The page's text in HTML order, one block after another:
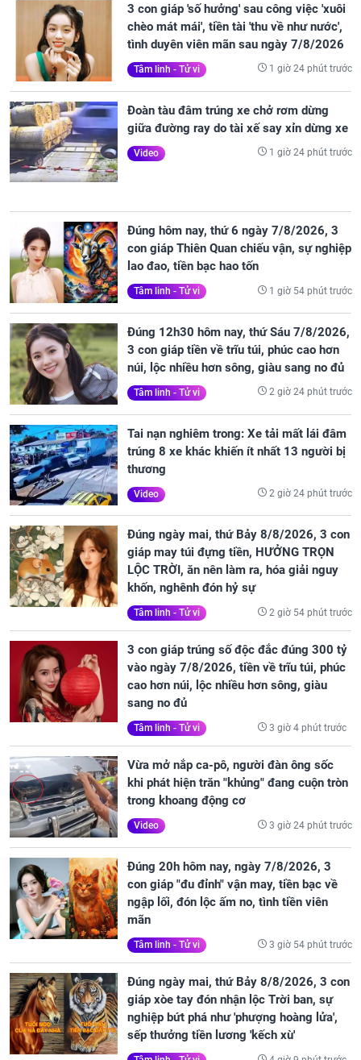
3 con giáp 'số hưởng' sau công việc 'xuôi
chèo mát mái', tiền tài 'thu về như nước',
tình duyên viên mãn sau ngày 7/8/2026
Tâm linh - Tử vi 1 giờ 24 phút trước
Đoàn tàu đâm trúng xe chở rơm dừng
giữa đường ray do tài xế say xỉn dừng xe
Video 1 giờ 24 phút trước
Đúng hôm nay, thứ 6 ngày 7/8/2026, 3
con giáp Thiên Quan chiếu vận, sự nghiệp
lao đao, tiền bạc hao tốn
Tâm linh - Tử vi 1 giờ 54 phút trước
Đúng 12h30 hôm nay, thứ Sáu 7/8/2026,
3 con giáp tiền về trĩu túi, phúc cao hơn
núi, lộc nhiều hơn sông, giàu sang no đủ
Tâm linh - Tử vi 2 giờ 24 phút trước
Tai nạn nghiêm trong: Xe tải mất lái đâm
trúng 8 xe khác khiến ít nhất 13 người bị
thương
Video 2 giờ 24 phút trước
Đúng ngày mai, thứ Bảy 8/8/2026, 3 con
giáp may túi đựng tiền, HƯỞNG TRỌN
LỘC TRỜI, ăn nên làm ra, hóa giải nguy
khốn, nghênh đón hỷ sự
Tâm linh - Tử vi 2 giờ 54 phút trước
3 con giáp trúng số độc đắc đúng 300 tỷ
vào ngày 7/8/2026, tiền về trĩu túi, phúc
cao hơn núi, lộc nhiều hơn sông, giàu
sang no đủ
Tâm linh - Tử vi 3 giờ 4 phút trước
Vừa mở nắp ca-pô, người đàn ông sốc
khi phát hiện trăn "khủng" đang cuộn tròn
trong khoang động cơ
Video 3 giờ 24 phút trước
Đúng 20h hôm nay, ngày 7/8/2026, 3
con giáp "đu đỉnh" vận may, tiền bạc về
ngập lối, đón lộc ấm no, tình tiền viên
mãn
Tâm linh - Tử vi 3 giờ 54 phút trước
Đúng ngày mai, thứ Bảy 8/8/2026, 3 con
giáp xòe tay đón nhận lộc Trời ban, sự
nghiệp bứt phá như 'phượng hoàng lửa',
sếp thưởng tiền lương 'kếch xù'